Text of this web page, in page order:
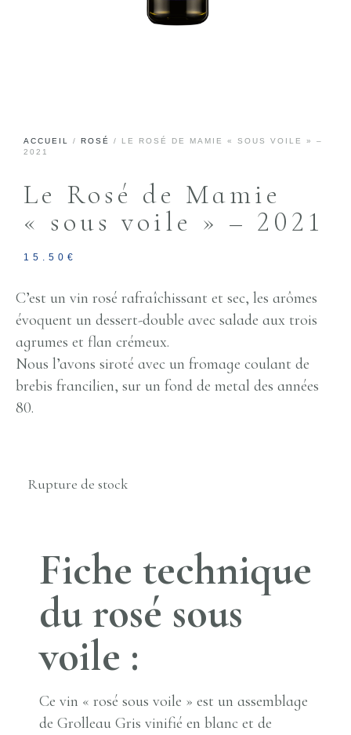
ACCUEIL / ROSÉ
/ LE ROSÉ DE MAMIE « SOUS VOILE » –
2021
Le Rosé de Mamie
« sous voile » – 2021
15.50 €
C’est un vin rosé rafraîchissant et sec, les arômes
évoquent un dessert-double avec salade aux trois
agrumes et flan crémeux.
Nous l’avons siroté avec un fromage coulant de
brebis francilien, sur un fond de metal des années
80.
Rupture de stock
Fiche technique
du rosé sous
voile :
Ce vin « rosé sous voile » est un assemblage
de Grolleau Gris vinifié en blanc et de